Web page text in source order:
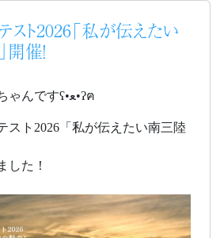
テスト2026「私が伝えたい
催！
こんにちは、むっちゃんですʕ•ﻌ•ʔฅ
スト2026「私が伝えたい南三陸
した！